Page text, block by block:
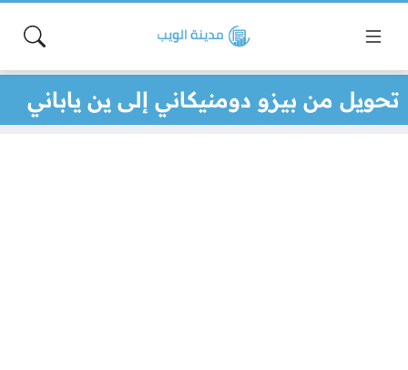
تحويل من بيزو دومنيكاني إلى ين ياباني